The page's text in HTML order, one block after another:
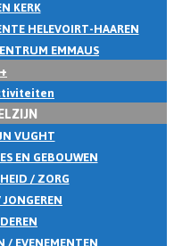
KERK
HELEVOIRT-HAAREN
EMMAUS
VUGHT
EN GEBOUWEN
/ ZORG